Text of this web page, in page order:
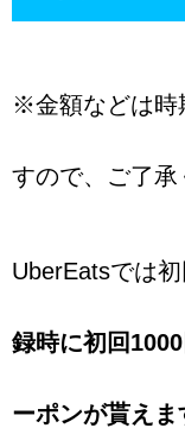
※金額などは時
すので、ご了承
UberEatsでは
録時に初回
ーポンが貰えま